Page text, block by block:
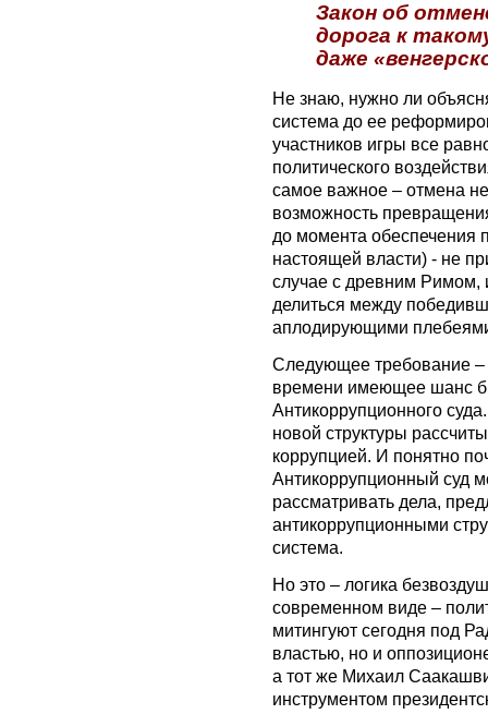
Закон об
дорога к
даже
Не знаю, нужно ли
система до ее
участников игры все
политического
самое важное – отмена
возможность
до момента обеспечения
настоящей власти) - не
случае с древним Римом,
делиться между
аплодирующими
Следующее требование –
времени имеющее шанс
Антикоррупционного
новой структуры
коррупцией. И понятно
Антикоррупционный суд
рассматривать дела,
антикоррупционными
система.
Но это – логика
современном виде –
митингуют сегодня под
властью, но и
а тот же Михаил
инструментом